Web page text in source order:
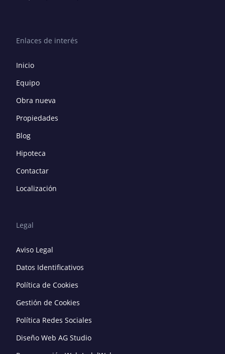
Enlaces de interés
Inicio
Equipo
Obra nueva
Propiedades
Blog
Hipoteca
Contactar
Localización
Legal
Aviso Legal
Datos Identificativos
Política de Cookies
Gestión de Cookies
Política Redes Sociales
Diseño Web AG Studio